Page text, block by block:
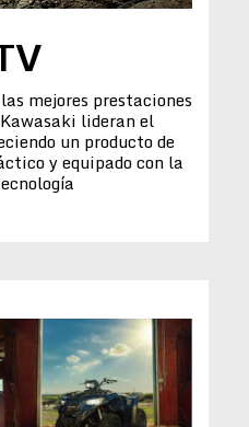
mejores prestaciones
lideran el
un producto de
y equipado con la